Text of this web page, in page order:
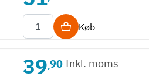
Køb
39,90 Inkl. moms